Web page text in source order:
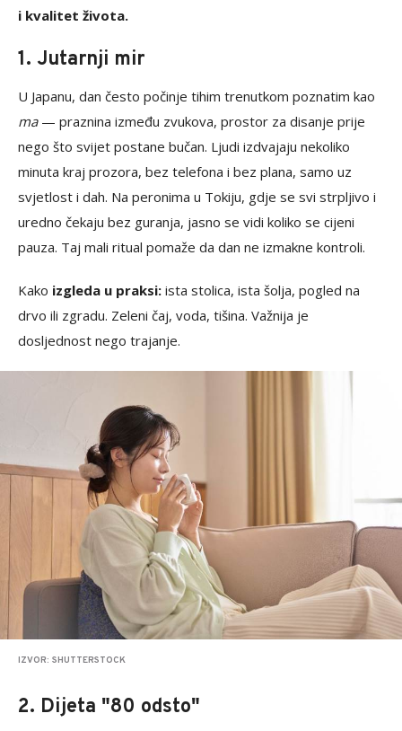
i kvalitet života.
1. Jutarnji mir
U Japanu, dan često počinje tihim trenutkom poznatim kao
ma— praznina između zvukova, prostor za disanje prije
nego što svijet postane bučan. Ljudi izdvajaju nekoliko
minuta kraj prozora, bez telefona i bez plana, samo uz
svjetlost i dah. Na peronima u Tokiju, gdje se svi strpljivo i
uredno čekaju bez guranja, jasno se vidi koliko se cijeni
pauza. Taj mali ritual pomaže da dan ne izmakne kontroli.
Kako izgleda u praksi: ista stolica, ista šolja, pogled na
drvo ili zgradu. Zeleni čaj, voda, tišina. Važnija je
dosljednost nego trajanje.
IZVOR: SHUTTERSTOCK
2. Dijeta "80 odsto"